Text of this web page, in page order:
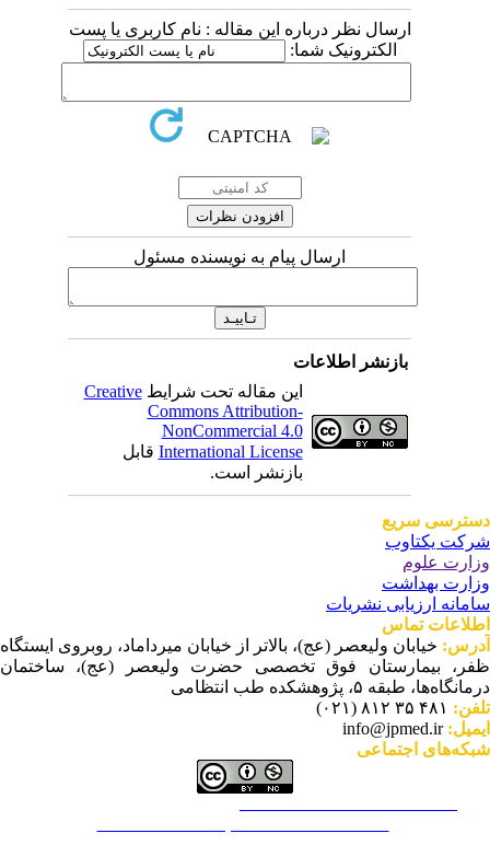
ارسال نظر درباره این مقاله : نام کاربری یا پست
الکترونیک شما:
ارسال پیام به نویسنده مسئول
بازنشر اطلاعات
این مقاله تحت شرایطCreative
Commons Attribution-
NonCommercial 4.0
International Licenseقابل
بازنشر است.
سریع
یکتاوب
علوم
بهداشت
ارزیابی نشریات
تماس
خیابان ولیعصر (عج)، بالاتر از خیابان میرداماد، روبروی ایستگاه
بیمارستان فوق تخصصی حضرت ولیعصر (عج)، ساختمان
طبقه ۵، پژوهشکده طب انتظامی
۴۸۱ ۳۵ ۸۱۲ (۰۲۱)
info@jpmed.ir
اجتماعی